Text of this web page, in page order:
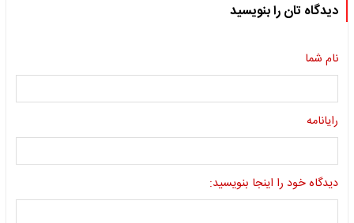
دیدگاه تان را بنویسید
نام شما
رایانامه
دیدگاه خود را اینجا بنویسید: